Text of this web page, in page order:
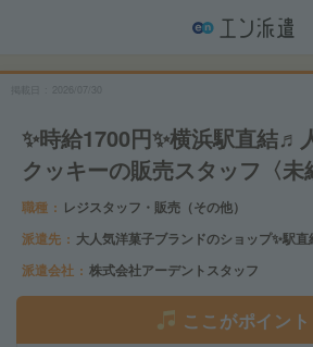
✨時給1700円✨横浜駅直結♬
クッキーの販売スタッフ〈未
職種
レジスタッフ・販売（その他）
派遣先
大人気洋菓子ブランドのショップ✨駅直
派遣会社
株式会社アーデントスタッフ
ここがポイント